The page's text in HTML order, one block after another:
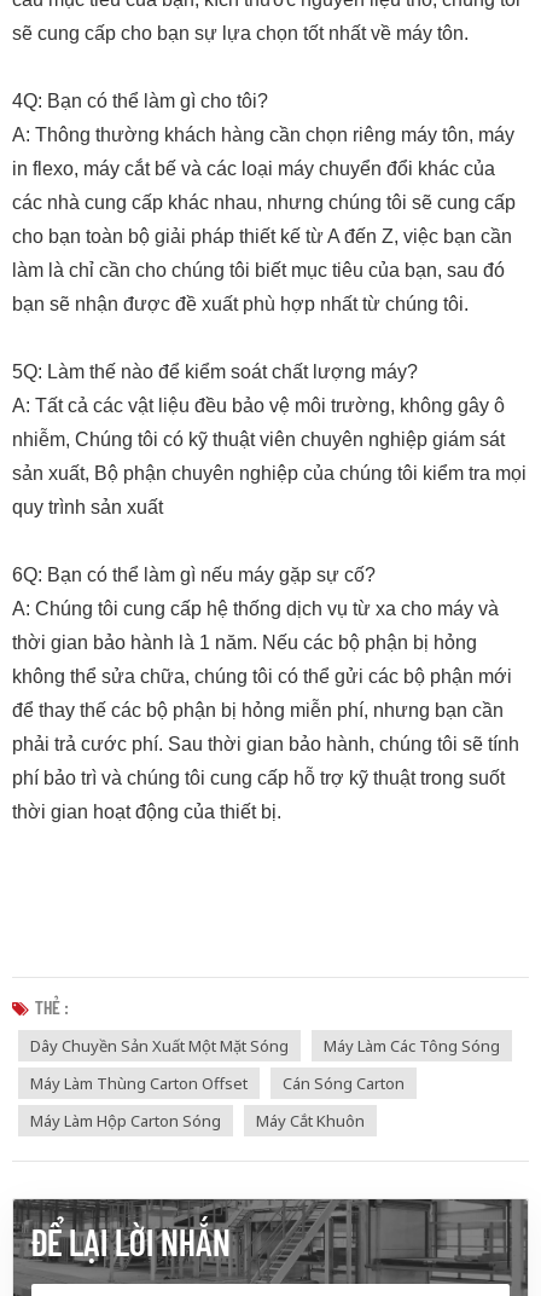
sẽ cung cấp cho bạn sự lựa chọn tốt nhất về máy tôn.
4Q: Bạn có thể làm gì cho tôi?
A: Thông thường khách hàng cần chọn riêng máy tôn, máy
in flexo, máy cắt bế và các loại máy chuyển đổi khác của
các nhà cung cấp khác nhau, nhưng chúng tôi sẽ cung cấp
cho bạn toàn bộ giải pháp thiết kế từ A đến Z, việc bạn cần
làm là chỉ cần cho chúng tôi biết mục tiêu của bạn, sau đó
bạn sẽ nhận được đề xuất phù hợp nhất từ ​​chúng tôi.
5Q: Làm thế nào để kiểm soát chất lượng máy?
A: Tất cả các vật liệu đều bảo vệ môi trường, không gây ô
nhiễm, Chúng tôi có kỹ thuật viên chuyên nghiệp giám sát
sản xuất, Bộ phận chuyên nghiệp của chúng tôi kiểm tra mọi
quy trình sản xuất
6Q: Bạn có thể làm gì nếu máy gặp sự cố?
A: Chúng tôi cung cấp hệ thống dịch vụ từ xa cho máy và
thời gian bảo hành là 1 năm. Nếu các bộ phận bị hỏng
không thể sửa chữa, chúng tôi có thể gửi các bộ phận mới
để thay thế các bộ phận bị hỏng miễn phí, nhưng bạn cần
phải trả cước phí. Sau thời gian bảo hành, chúng tôi sẽ tính
phí bảo trì và chúng tôi cung cấp hỗ trợ kỹ thuật trong suốt
thời gian hoạt động của thiết bị.
THẺ :
Dây Chuyền Sản Xuất Một Mặt Sóng
Máy Làm Các Tông Sóng
Máy Làm Thùng Carton Offset
Cán Sóng Carton
Máy Làm Hộp Carton Sóng
Máy Cắt Khuôn
ĐỂ LẠI LỜI NHẮN